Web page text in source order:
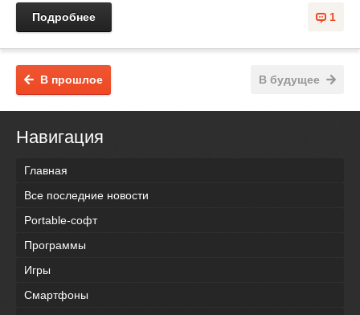
1
Подробнее
В будущее
В прошлое
Навигация
Главная
Все последние новости
Portable-софт
Программы
Игры
Смартфоны